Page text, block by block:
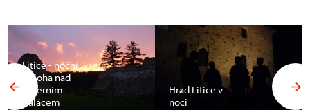
Litice - noční
obloha nad
severním
palácem
Hrad Litice v
noci